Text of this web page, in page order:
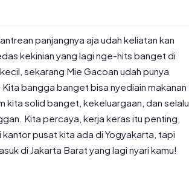
panjangnya aja udah keliatan kan
kekinian yang lagi nge-hits banget di
sekarang Mie Gacoan udah punya
bangga banget bisa nyediain makanan
kita solid banget, kekeluargaan, dan selalu
Kita percaya, kerja keras itu penting,
pusat kita ada di Yogyakarta, tapi
di Jakarta Barat yang lagi nyari kamu!